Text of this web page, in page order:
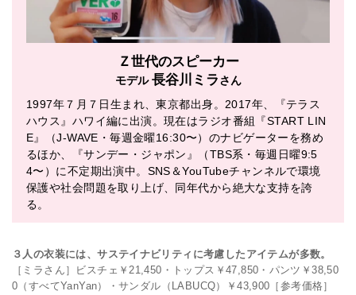
Ｚ世代のスピーカー
モデル 長谷川ミラ さん
1997年７月７日生まれ、東京都出身。2017年、『テラス
ハウス』ハワイ編に出演。現在はラジオ番組『START LIN
E』（J-WAVE・毎週金曜16:30〜）のナビゲーターを務め
るほか、『サンデー・ジャポン』（TBS系・毎週日曜9:5
4〜）に不定期出演中。SNS＆YouTubeチャンネルで環境
保護や社会問題を取り上げ、同年代から絶大な支持を誇
る。
３人の衣装には、サステイナビリティに考慮したアイテムが多数。
［ミラさん］ビスチェ￥21,450・トップス￥47,850・パンツ￥38,50
0（すべてYanYan）・サンダル（LABUCQ）￥43,900［参考価格］